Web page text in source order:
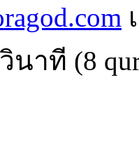
วินาที (8